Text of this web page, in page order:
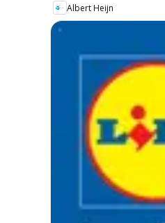
Albert Heijn